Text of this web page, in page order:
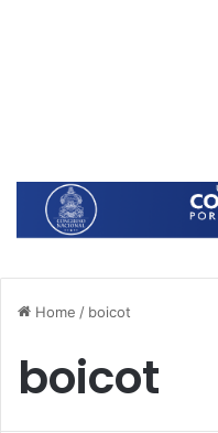
Home / boicot
boicot